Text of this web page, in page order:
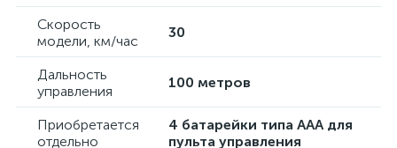
Скорость
модели, км/час
30
Дальность
управления
100 метров
Приобретается
отдельно
4 батарейки типа ААА для
пульта управления